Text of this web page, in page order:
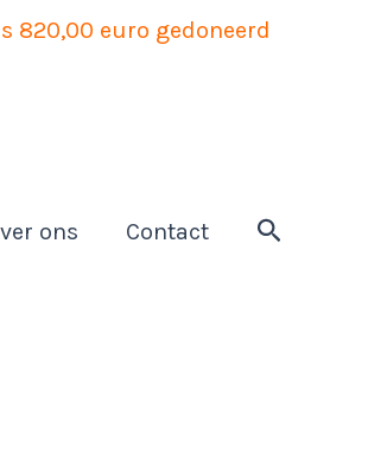
820,00 euro gedoneerd
ons Contact Zoeken